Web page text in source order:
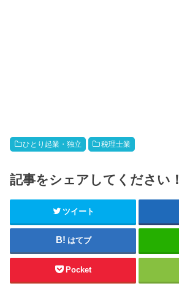
ひとり起業・独立 税理士業
記事をシェアしてください！
ツイート
はてブ
Pocket